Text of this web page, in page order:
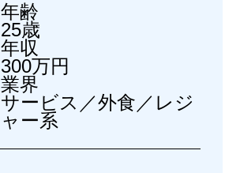
年齢
25歳
年収
300万円
業界
サービス／外食／レジ
ャー系